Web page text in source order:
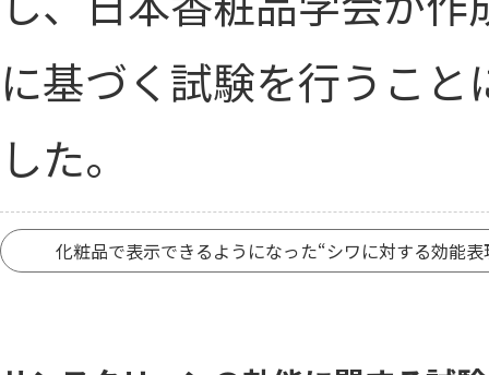
に基づく試験を行うこ
した。
化粧品で表示できるようになった“シワに対する効能表